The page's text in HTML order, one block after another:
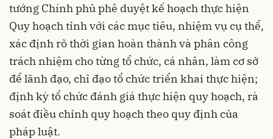
tướng Chính phủ phê duyệt kế hoạch thực hiện
Quy hoạch tỉnh với các mục tiêu, nhiệm vụ cụ thể,
xác định rõ thời gian hoàn thành và phân công
trách nhiệm cho từng tổ chức, cá nhân, làm cơ sở
để lãnh đạo, chỉ đạo tổ chức triển khai thực hiện;
định kỳ tổ chức đánh giá thực hiện quy hoạch, rà
soát điều chỉnh quy hoạch theo quy định của
pháp luật.